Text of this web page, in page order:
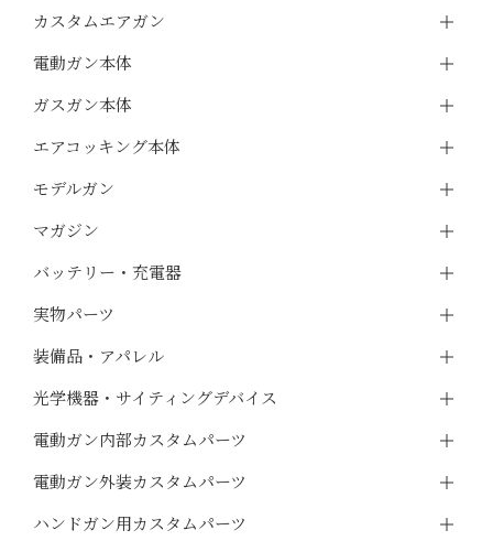
カスタムエアガン
電動ガン本体
ガスガン本体
エアコッキング本体
モデルガン
マガジン
バッテリー・充電器
実物パーツ
装備品・アパレル
光学機器・サイティングデバイス
電動ガン内部カスタムパーツ
電動ガン外装カスタムパーツ
ハンドガン用カスタムパーツ